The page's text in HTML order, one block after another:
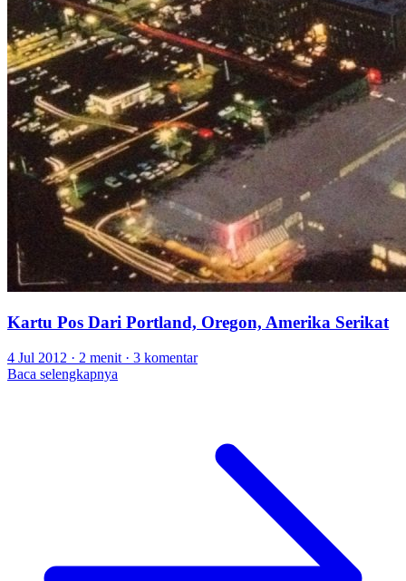
Kartu Pos Dari Portland, Oregon, Amerika Serikat
4 Jul 2012 · 2 menit · 3 komentar
Baca selengkapnya